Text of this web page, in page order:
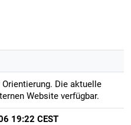
Die aktuelle
Website verfügbar.
19:22 CEST